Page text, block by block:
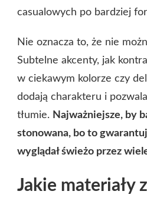
casualowych po bardziej
Nie oznacza to, że nie
Subtelne akcenty, jak
w ciekawym kolorze czy
dodają charakteru i
tłumie. Najważniejsze, by
stonowana, bo to
wyglądał świeżo przez
Jakie materiały